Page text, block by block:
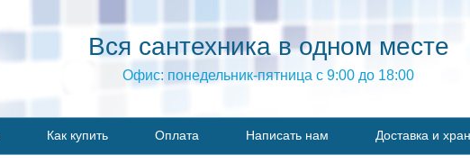
Вся сантехника в одном месте
Офис: понедельник-пятница с 9:00 до 18:00
Как купить Оплата Написать нам Доставка и